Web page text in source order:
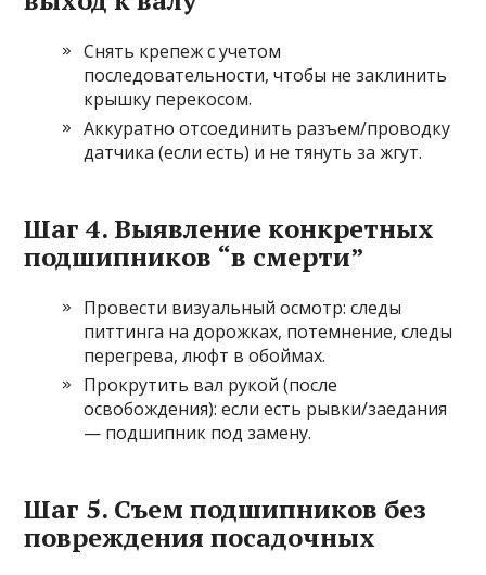
Снять крепеж с учетом
последовательности, чтобы не заклинить
крышку перекосом.
Аккуратно отсоединить разъем/проводку
датчика (если есть) и не тянуть за жгут.
Шаг 4. Выявление конкретных
подшипников “в смерти”
Провести визуальный осмотр: следы
питтинга на дорожках, потемнение, следы
перегрева, люфт в обоймах.
Прокрутить вал рукой (после
освобождения): если есть рывки/заедания
— подшипник под замену.
Шаг 5. Съем подшипников без
повреждения посадочных